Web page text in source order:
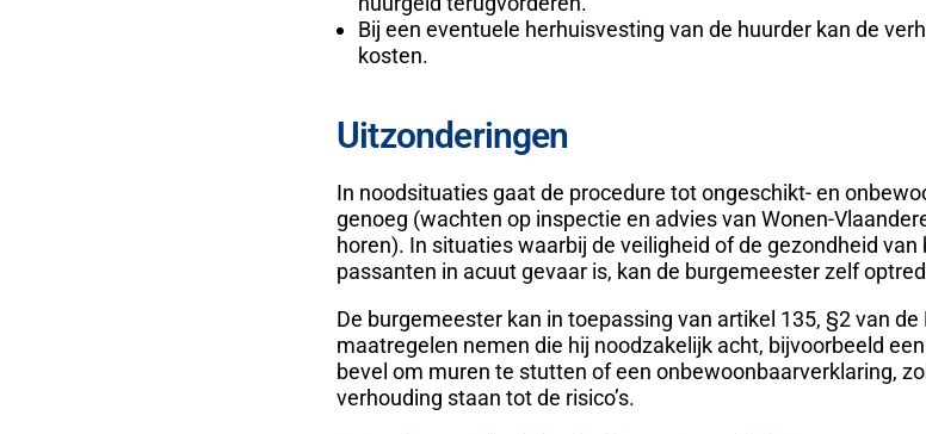
Bij een eventuele herhuisvesting van de huurder kan de
kosten.
Uitzonderingen
In noodsituaties gaat de procedure tot ongeschikt- en
genoeg (wachten op inspectie en advies van Wonen-
horen). In situaties waarbij de veiligheid of de gezondheid
passanten in acuut gevaar is, kan de burgemeester zelf
De burgemeester kan in toepassing van artikel 135, §2 van
maatregelen nemen die hij noodzakelijk acht, bijvoorbeeld
bevel om muren te stutten of een onbewoonbaarverklaring,
verhouding staan tot de risico’s.